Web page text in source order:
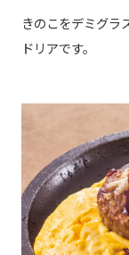
きのこをデミグラ
ドリアです。